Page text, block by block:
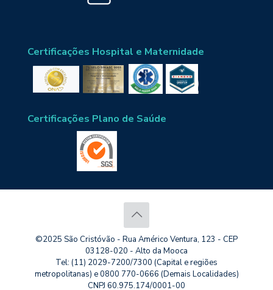
Certificações Hospital e Maternidade
Certificações Plano de Saúde
©2025 São Cristóvão - Rua Américo Ventura, 123 - CEP
03128-020 - Alto da Mooca
Tel: (11) 2029-7200/7300 (Capital e regiões
metropolitanas) e 0800 770-0666 (Demais Localidades)
CNPJ 60.975.174/0001-00